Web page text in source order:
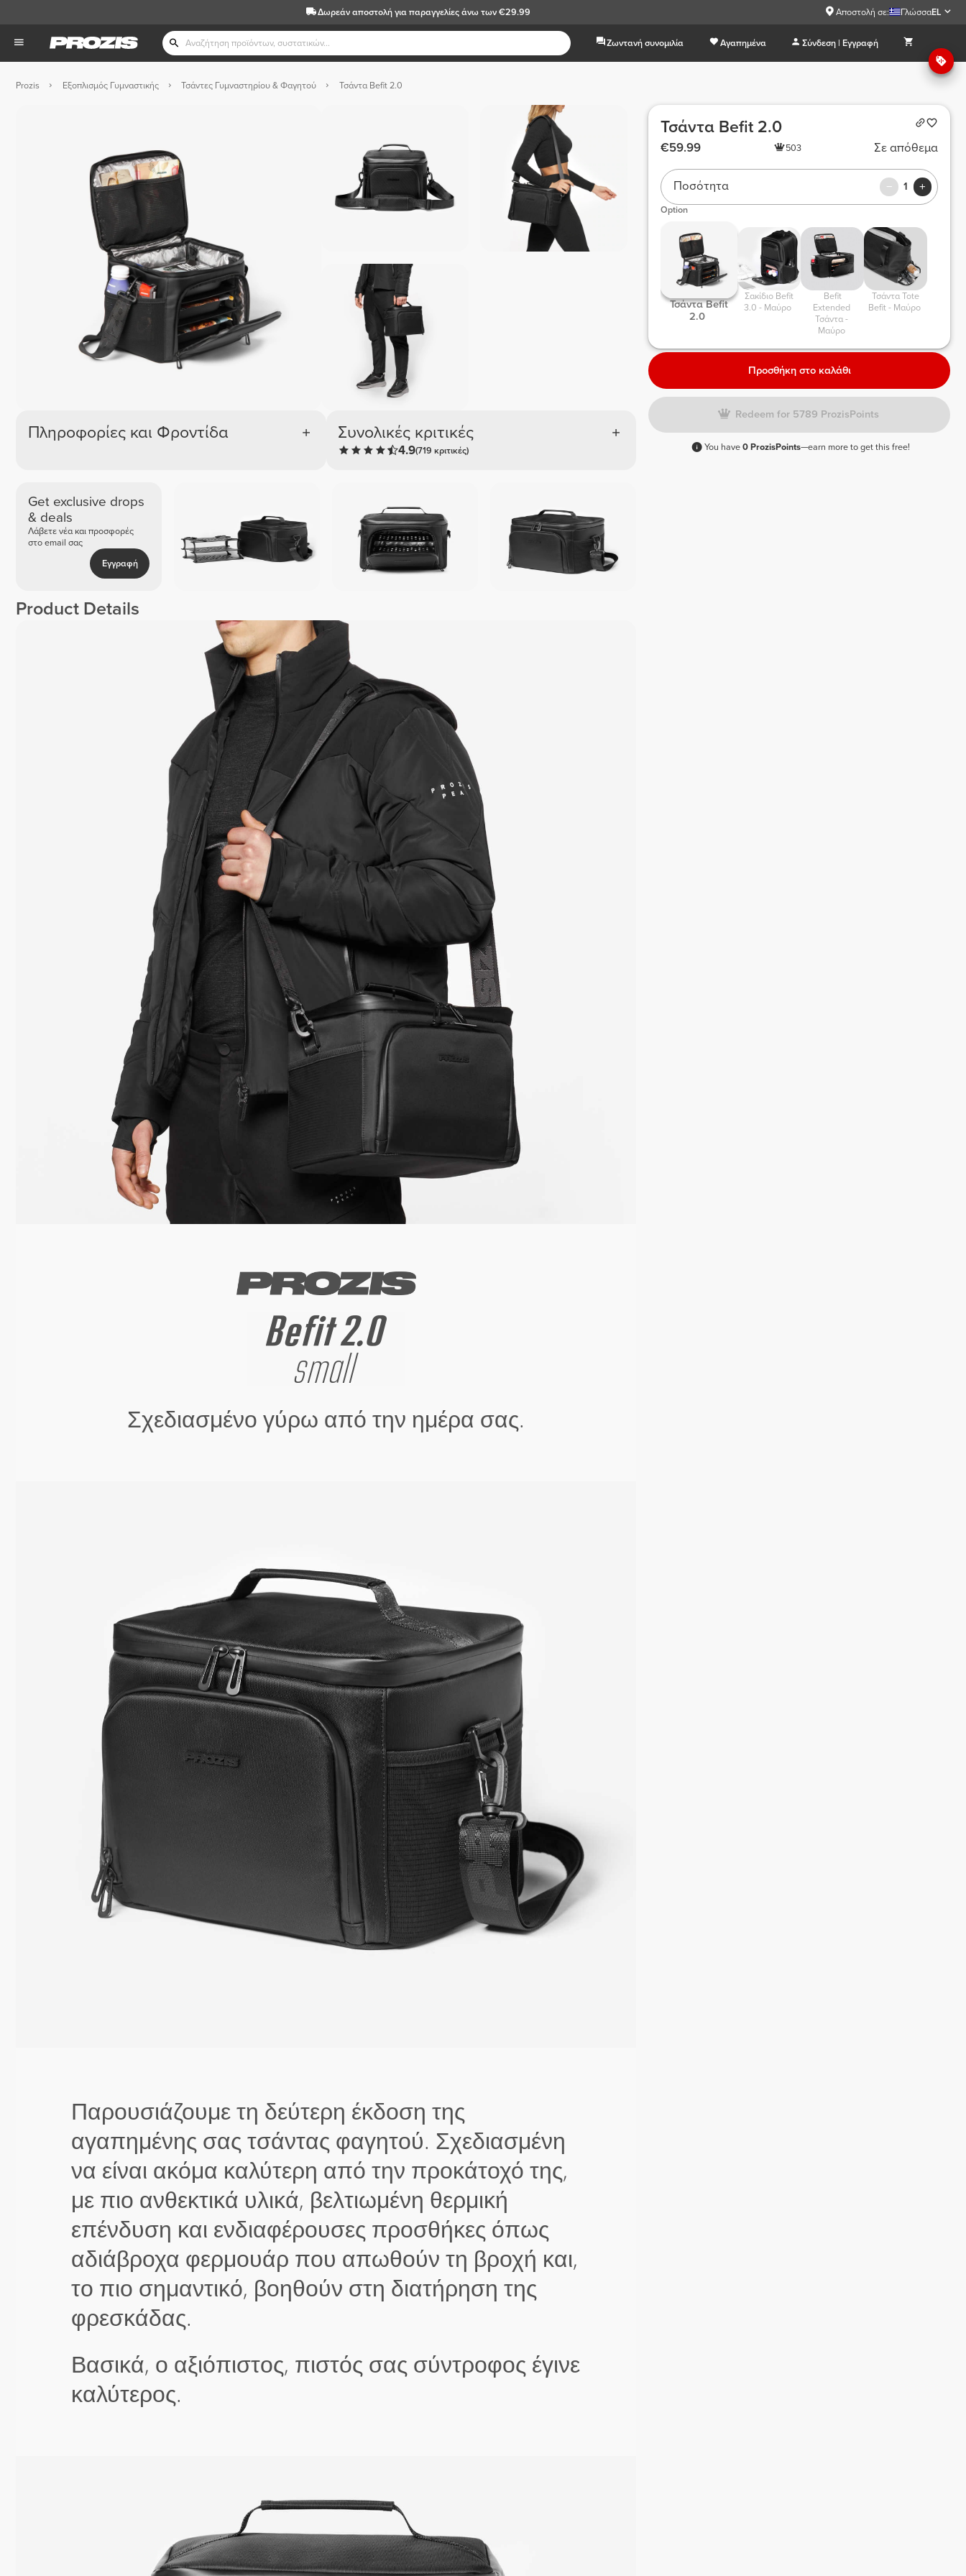
Δωρεάν αποστολήγια παραγγελίες άνω των €29.99 Αποστολή σε: ΓλώσσαEL
Ζωντανή συνομιλία Αγαπημένα Σύνδεση | Εγγραφή
Prozis Εξοπλισμός Γυμναστικής Τσάντες Γυμναστηρίου & Φαγητού Τσάντα Befit 2.0
Πληροφορίες και Φροντίδα Συνολικές κριτικές
4.9(719 κριτικές)
Get exclusive drops
& deals
Λάβετε νέα και προσφορές
στο email σας
Εγγραφή
Product Details
Σχεδιασμένο γύρω από την ημέρα σας.
Παρουσιάζουμε τη δεύτερη έκδοση της
αγαπημένης σας τσάντας φαγητού. Σχεδιασμένη
να είναι ακόμα καλύτερη από την προκάτοχό της,
με πιο ανθεκτικά υλικά, βελτιωμένη θερμική
επένδυση και ενδιαφέρουσες προσθήκες όπως
αδιάβροχα φερμουάρ που απωθούν τη βροχή και,
το πιο σημαντικό, βοηθούν στη διατήρηση της
φρεσκάδας.
Βασικά, ο αξιόπιστος, πιστός σας σύντροφος έγινε
καλύτερος.
Τσάντα Befit 2.0
€59.99 503 Σε απόθεμα
Ποσότητα 1
Option
Τσάντα Befit
2.0
3.0 - Μαύρο
Extended
Τσάντα -
Μαύρο
Τσάντα Tote
Befit - Μαύρο
Προσθήκη στο καλάθι
Redeem for 5789 ProzisPoints
You have0 ProzisPoints—earn more to get this free!